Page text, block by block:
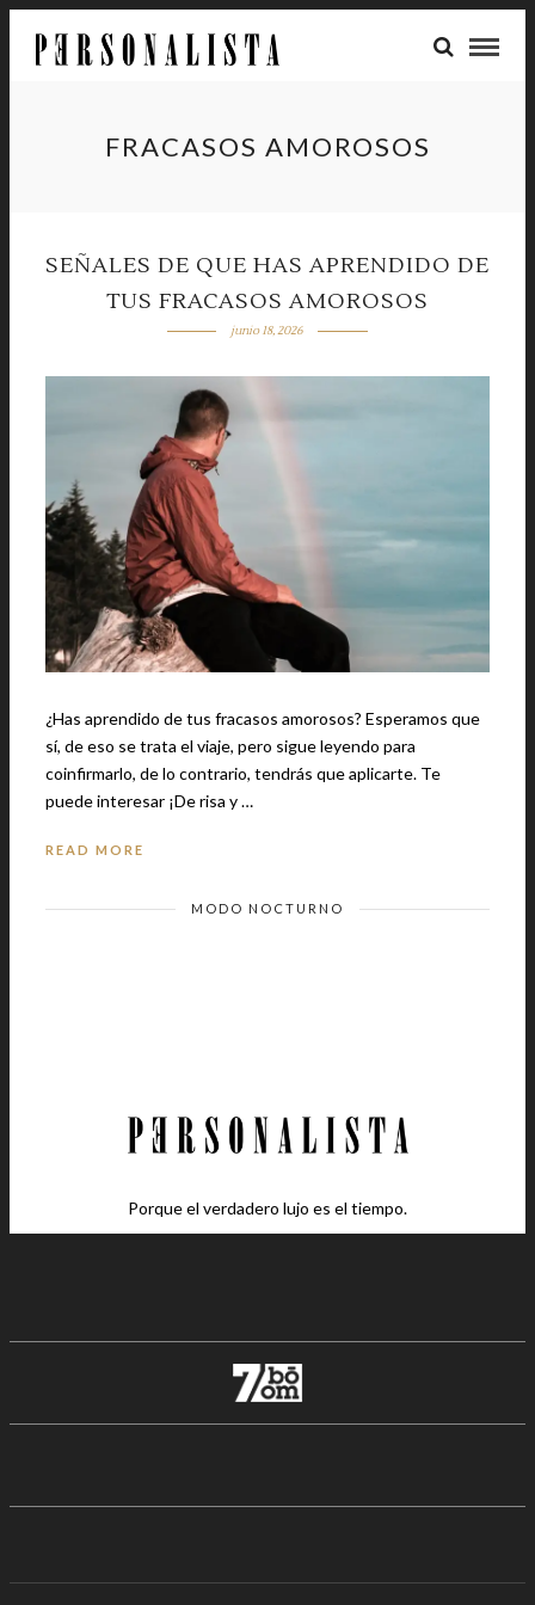
FRACASOS AMOROSOS
SEÑALES DE QUE HAS APRENDIDO DE
TUS FRACASOS AMOROSOS
junio 18, 2026
¿Has aprendido de tus fracasos amorosos? Esperamos que
sí, de eso se trata el viaje, pero sigue leyendo para
coinfirmarlo, de lo contrario, tendrás que aplicarte. Te
puede interesar ¡De risa y …
READ MORE
MODO NOCTURNO
Porque el verdadero lujo es el tiempo.